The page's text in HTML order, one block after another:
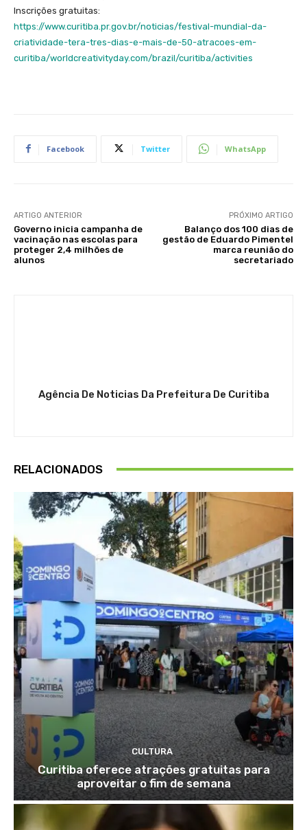
Inscrições gratuitas:
https://www.curitiba.pr.gov.br/noticias/festival-mundial-da-
criatividade-tera-tres-dias-e-mais-de-50-atracoes-em-
curitiba/worldcreativityday.com/brazil/curitiba/activities
Facebook Twitter WhatsApp
ARTIGO ANTERIOR
Governo inicia campanha de
vacinação nas escolas para
proteger 2,4 milhões de
alunos
PRÓXIMO ARTIGO
Balanço dos 100 dias de
gestão de Eduardo Pimentel
marca reunião do
secretariado
Agência De Noticias Da Prefeitura De Curitiba
RELACIONADOS
CULTURA
Curitiba oferece atrações gratuitas para
aproveitar o fim de semana